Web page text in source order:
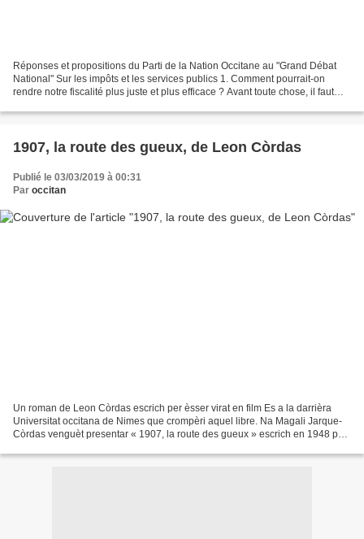
Réponses et propositions du Parti de la Nation Occitane au "Grand Débat
National" Sur les impôts et les services publics 1. Comment pourrait-on
rendre notre fiscalité plus juste et plus efficace ? Avant toute chose, il faut
1907, la route des gueux, de Leon Còrdas
Publié le 03/03/2019 à 00:31
Par occitan
Un roman de Leon Còrdas escrich per èsser virat en film Es a la darrièra
Universitat occitana de Nimes que crompèri aquel libre. Na Magali Jarque-
Còrdas venguèt presentar « 1907, la route des gueux » escrich en 1948 per